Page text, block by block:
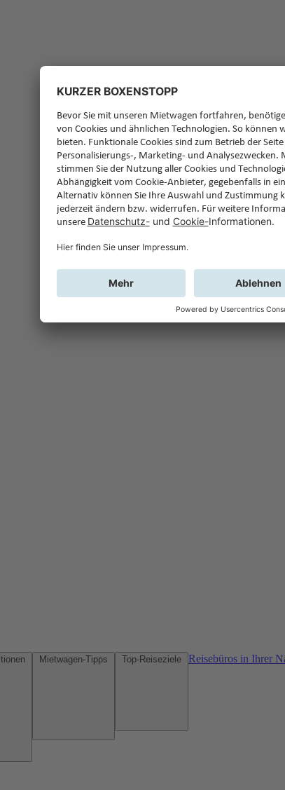
Reisebüros in Ihrer